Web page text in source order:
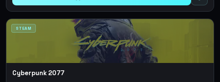
STEAM
Cyberpunk 2077